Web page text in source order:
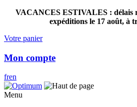
VACANCES ESTIVALES : délais
expéditions le 17 août, à
Votre panier
Mon compte
fren
Menu